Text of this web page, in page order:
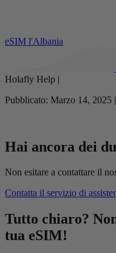
eSIM l'Albania
Holafly Help |
Pubblicato: Marzo 14,
Hai ancora dei
Non esitare a contattare il
Contatta il servizio di
Tutto chiaro?
tua eSIM!